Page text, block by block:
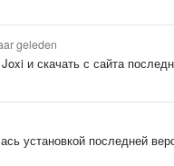
geleden
и скачать с сайта
установкой последней